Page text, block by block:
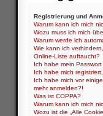
Registrierung und
Warum kann ich mich
Wozu muss ich mich
Warum werde ich
Wie kann ich
Online-Liste auftaucht?
Ich habe mein
Ich habe mich
Ich habe mich vor
mehr anmelden?!
Was ist COPPA?
Warum kann ich mich
Wozu ist die „Alle